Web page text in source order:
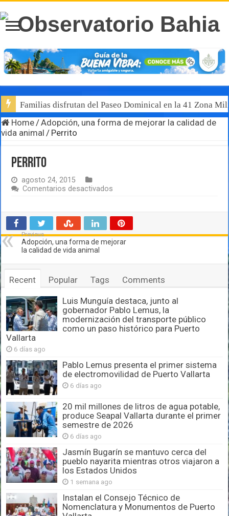
Familias disfrutan del Paseo Dominical en la 41 Zona
Home/Adopción, una forma de mejorar la calidad de
vida animal / Perrito
Perrito
agosto 24, 2015
Comentarios desactivados
Previous
Adopción, una forma de mejorar
la calidad de vida animal
Recent Popular Tags Comments
Luis Munguía destaca, junto al
gobernador Pablo Lemus, la
modernización del transporte público
como un paso histórico para Puerto
Vallarta
6 días ago
Pablo Lemus presenta el primer sistema
de electromovilidad de Puerto Vallarta
6 días ago
20 mil millones de litros de agua potable,
produce Seapal Vallarta durante el primer
semestre de 2026
6 días ago
Jasmín Bugarín se mantuvo cerca del
pueblo nayarita mientras otros viajaron a
los Estados Unidos
1 semana ago
Instalan el Consejo Técnico de
Nomenclatura y Monumentos de Puerto